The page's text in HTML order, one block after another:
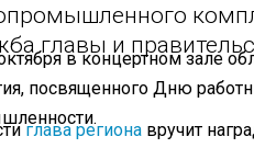
главы и
в концертном зале
посвященного Дню
глава региона вручит